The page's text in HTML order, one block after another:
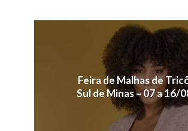
Feira de Malhas de
Sul de Minas – 07 a 16/